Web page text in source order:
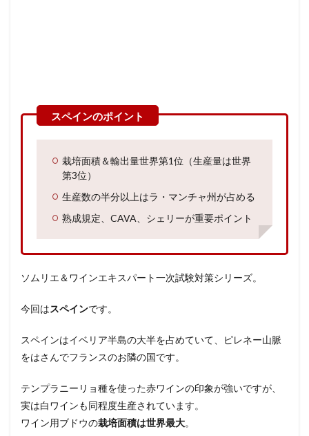
栽培面積＆輸出量世界第1位（生産量は世界
第3位）
生産数の半分以上はラ・マンチャ州が占める
熟成規定、CAVA、シェリーが重要ポイント
ソムリエ＆ワインエキスパート一次試験対策シリーズ。
今回はスペインです。
スペインはイベリア半島の大半を占めていて、ピレネー山脈
をはさんでフランスのお隣の国です。
テンプラニーリョ種を使った赤ワインの印象が強いですが、
実は白ワインも同程度生産されています。
ワイン用ブドウの栽培面積は世界最大。